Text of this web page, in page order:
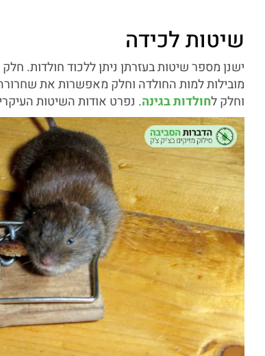
שיטות לכידה
ישנן מספר שיטות בעזרתן ניתן ללכוד חולדות.
מובילות למות החולדה וחלק מאפשרות את
וחלק לחולדות בגינה. נפרט אודות השיטות